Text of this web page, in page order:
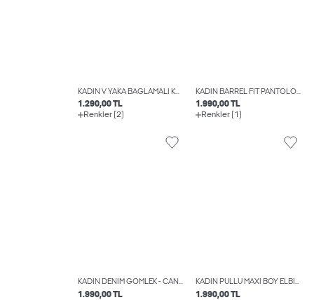
KADIN V YAKA BAĞLAMALI KETEN YELEK - BREEZE
1.290,00 TL
Renkler (2)
KADIN BARREL FIT PANTOLON - MADDY
1.990,00 TL
Renkler (1)
KADIN DENIM GÖMLEK - CANA
1.990,00 TL
KADIN PULLU MAXI BOY ELBISE - MIA
1.990,00 TL